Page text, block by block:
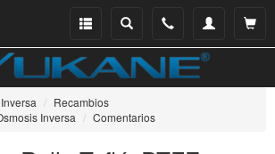
Ver
Mi
Teléfono
Buscar
Menu
Recambios
Inversa
Comentarios